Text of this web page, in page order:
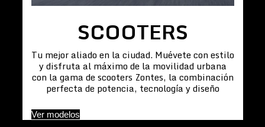
SCOOTERS
Tu mejor aliado en la ciudad. Muévete con estilo
y disfruta al máximo de la movilidad urbana
con la gama de scooters Zontes, la combinación
perfecta de potencia, tecnología y diseño
Ver modelos